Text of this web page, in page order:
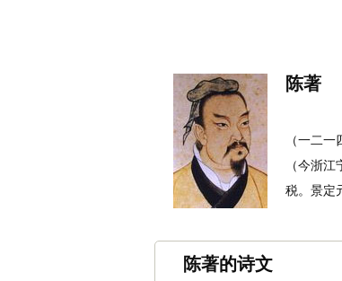
陈著
（一二
（今浙
税。景定
陈著的诗文